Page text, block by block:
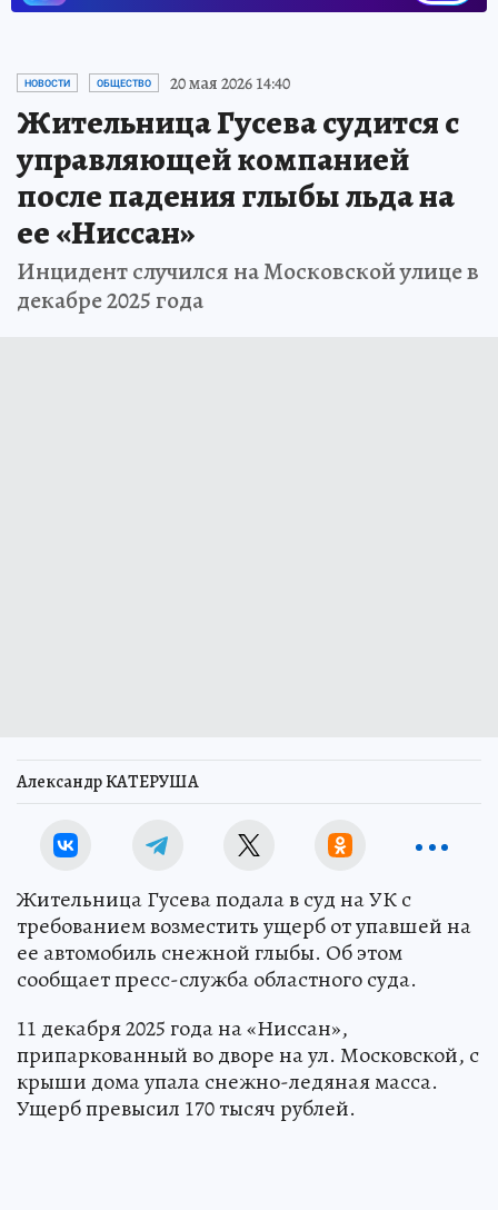
НОВОСТИ ОБЩЕСТВО 20 мая 2026 14:40
Жительница Гусева судится с
управляющей компанией
после падения глыбы льда на
ее «Ниссан»
Инцидент случился на Московской улице в
Жительница Гусева подала в суд на УК с
требованием возместить ущерб от упавшей на
ее автомобиль снежной глыбы. Об этом
сообщает пресс-служба областного суда.
11 декабря 2025 года на «Ниссан»,
припаркованный во дворе на ул. Московской, с
крыши дома упала снежно-ледяная масса.